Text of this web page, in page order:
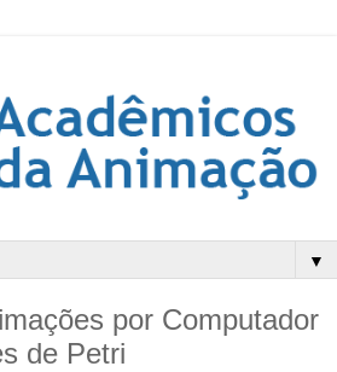
▼
por Computador
de Petri